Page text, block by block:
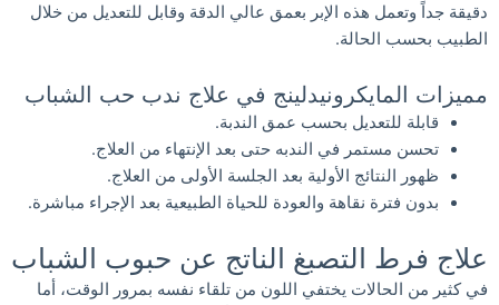
دقيقة جداً وتعمل هذه الإبر بعمق عالي الدقة وقابل للتعديل من خلال
الطبيب بحسب الحالة.
مميزات المايكرونيدلينج في علاج ندب حب الشباب
قابلة للتعديل بحسب عمق الندبة.
تحسن مستمر في الندبه حتى بعد الإنتهاء من العلاج.
ظهور النتائج الأولية بعد الجلسة الأولى من العلاج.
بدون فترة نقاهة والعودة للحياة الطبيعية بعد الإجراء مباشرة.
علاج فرط التصبغ الناتج عن حبوب الشباب
في كثير من الحالات يختفي اللون من تلقاء نفسه بمرور الوقت، أما